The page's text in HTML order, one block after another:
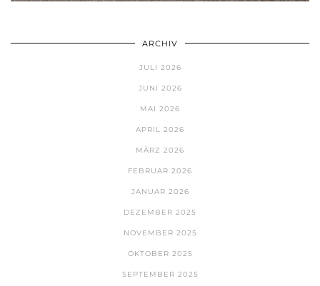
ARCHIV
JULI 2026
JUNI 2026
MAI 2026
APRIL 2026
MÄRZ 2026
FEBRUAR 2026
JANUAR 2026
DEZEMBER 2025
NOVEMBER 2025
OKTOBER 2025
SEPTEMBER 2025